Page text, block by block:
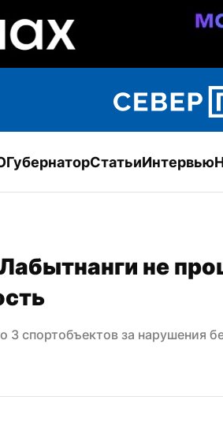
ГубернаторСтатьиИнтервью
не
спортобъектов за нарушения